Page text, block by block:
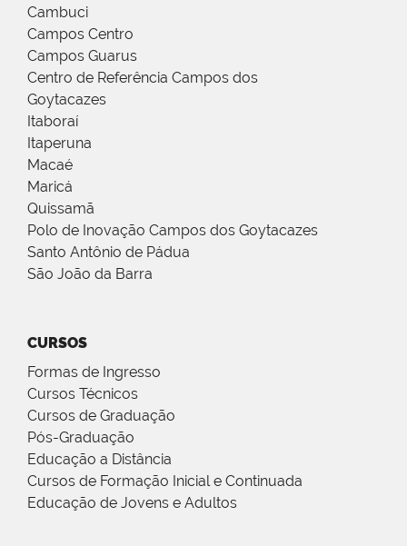
Cambuci
Campos Centro
Campos Guarus
Centro de Referência Campos dos
Goytacazes
Itaboraí
Itaperuna
Macaé
Maricá
Quissamã
Polo de Inovação Campos dos Goytacazes
Santo Antônio de Pádua
São João da Barra
CURSOS
Formas de Ingresso
Cursos Técnicos
Cursos de Graduação
Pós-Graduação
Educação a Distância
Cursos de Formação Inicial e Continuada
Educação de Jovens e Adultos